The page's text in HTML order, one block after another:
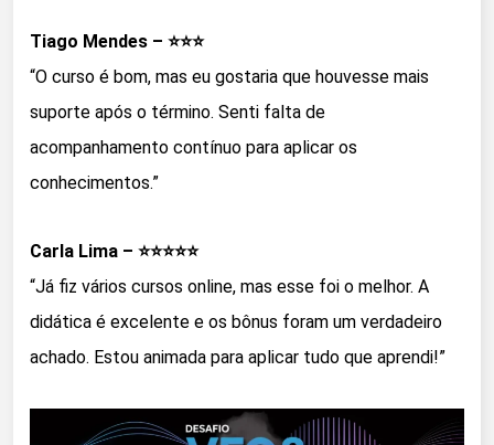
Tiago Mendes – ⭐⭐⭐
“O curso é bom, mas eu gostaria que houvesse mais
suporte após o término. Senti falta de
acompanhamento contínuo para aplicar os
conhecimentos.”
Carla Lima – ⭐⭐⭐⭐⭐
“Já fiz vários cursos online, mas esse foi o melhor. A
didática é excelente e os bônus foram um verdadeiro
achado. Estou animada para aplicar tudo que aprendi!”